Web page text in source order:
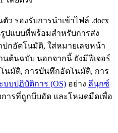
ว รองรับการนำเข้าไฟล์ .docx
ปแบบที่พร้อมสำหรับการส่ง
กอัตโนมัติ, ใส่หมายเลขหน้า
ต้นฉบับ นอกจากนี้ ยังมีฟีเจอร์
นมัติ, การบันทึกอัตโนมัติ, การ
บบปฏิบัติการ (OS) อย่าง ลีนุกซ์
การที่ถูกบีบอัด และโหมดมืดเพื่อ